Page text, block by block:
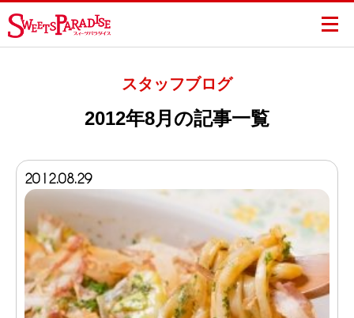
スタッフブログ
2012年8月の記事一覧
2012.08.29